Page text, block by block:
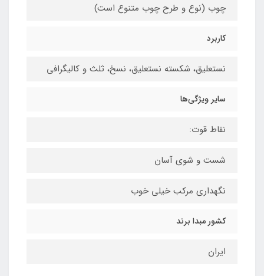
چوب (نوع و طرح چوب متنوع است)
کاربرد
نستعلیق، شکسته نستعلیق، نسخ، ثلث و کالیگرافی
سایر ویژگی‌ها
نقاط قوت:
شست و شوی آسان
نگهداری مرکب خیلی خوب
کشور مبدا برند
ایران